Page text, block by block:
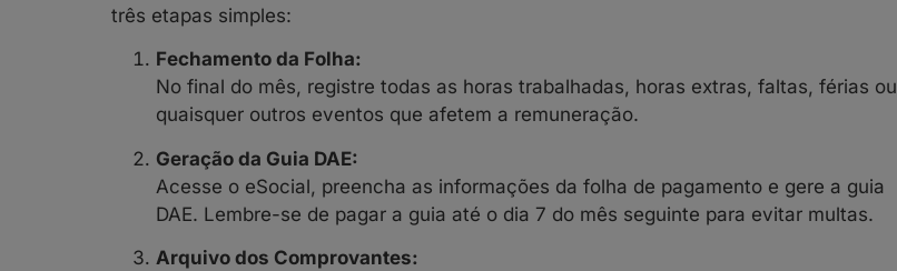
três etapas simples:
Fechamento da Folha:
No final do mês, registre todas as horas trabalhadas, horas extras, faltas, férias ou
quaisquer outros eventos que afetem a remuneração.
Geração da Guia DAE:
Acesse o eSocial, preencha as informações da folha de pagamento e gere a guia
DAE. Lembre-se de pagar a guia até o dia 7 do mês seguinte para evitar multas.
Arquivo dos Comprovantes: